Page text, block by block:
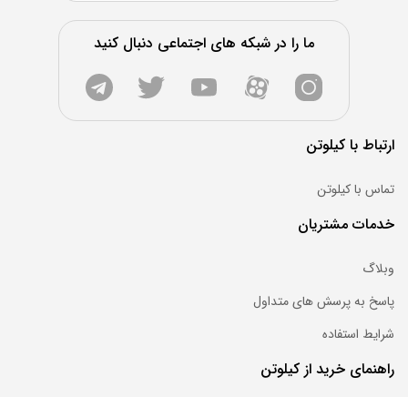
ما را در شبکه های اجتماعی دنبال کنید
ارتباط با کیلوتن
تماس با کیلوتن
خدمات مشتریان
وبلاگ
پاسخ به پرسش های متداول
شرایط استفاده
راهنمای خرید از کیلوتن